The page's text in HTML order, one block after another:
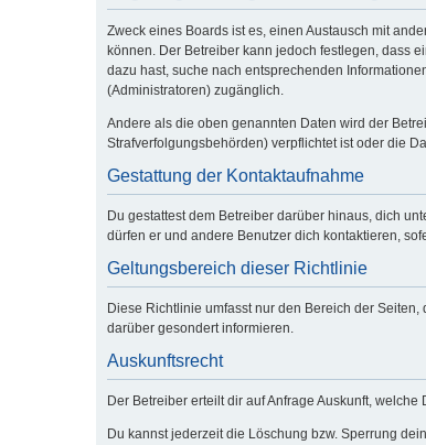
Zweck eines Boards ist es, einen Austausch mit
können. Der Betreiber kann jedoch festlegen, dass
dazu hast, suche nach entsprechenden
(Administratoren) zugänglich.
Andere als die oben genannten Daten wird der
Strafverfolgungsbehörden) verpflichtet ist oder die
Gestattung der Kontaktaufnahme
Du gestattest dem Betreiber darüber hinaus, dich
dürfen er und andere Benutzer dich kontaktieren,
Geltungsbereich dieser Richtlinie
Diese Richtlinie umfasst nur den Bereich der
darüber gesondert informieren.
Auskunftsrecht
Der Betreiber erteilt dir auf Anfrage Auskunft, welche
Du kannst jederzeit die Löschung bzw. Sperrung